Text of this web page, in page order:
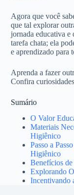
Agora que você
que tal explorar
jornada educativa e
tarefa chata; ela
e aprendizado para
Aprenda a fazer
Confira
Sumário
O Valor
Materiais
Higiênico
Passo a
Higiênico
Benefícios
Explorando
Incentivando